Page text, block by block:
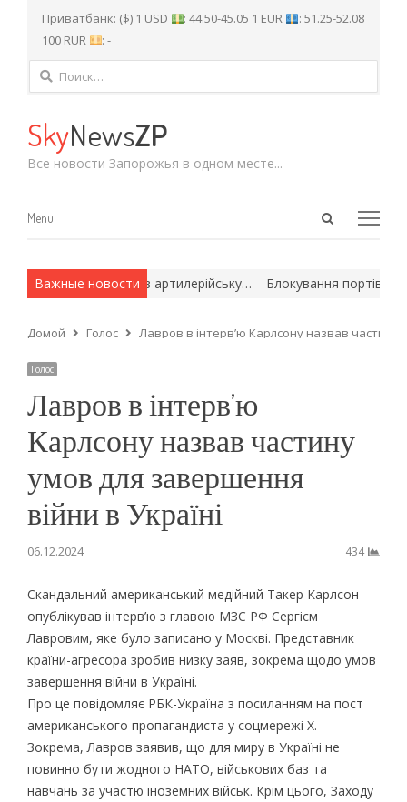
Приватбанк: ($) 1 USD : 44.50-45.05 1 EUR
: 51.25-52.08
100 RUR
: -
Найти:
SkyNewsZP
Все новости Запорожья в одном месте...
Open
Menu
Menu
Важные новости
винищувач знищив артилерійську… Блокування портів
Домой Голос Лавров в інтерв’ю Карлсону назвав частину
Голос
Лавров в інтерв’ю
Карлсону назвав частину
умов для завершення
війни в Україні
06.12.2024 434
Скандальний американський медійний Такер Карлсон
опублікував інтерв’ю з главою МЗС РФ Сергієм
Лавровим, яке було записано у Москві. Представник
країни-агресора зробив низку заяв, зокрема щодо умов
завершення війни в Україні.
Про це повідомляє РБК-Україна з посиланням на пост
американського пропагандиста у соцмережі Х.
Зокрема, Лавров заявив, що для миру в Україні не
повинно бути жодного НАТО, військових баз та
навчань за участю іноземних військ. Крім цього, Заходу